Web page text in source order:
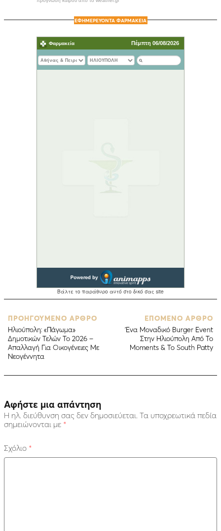
ΕΦΗΜΕΡΕΥΟΝΤΑ ΦΑΡΜΑΚΕΙΑ
ΠΡΟΗΓΟΥΜΕΝΟ ΑΡΘΡΟ
Ηλιούπολη: «Πάγωμα»
Δημοτικών Τελών Το 2026 –
Απαλλαγή Για Οικογένειες Με
Νεογέννητα
ΕΠΟΜΕΝΟ ΑΡΘΡΟ
Ένα Μοναδικό Burger Event
Στην Ηλιούπολη Από Το
Moments & Το South Patty
Αφήστε μια απάντηση
Η ηλ. διεύθυνση σας δεν δημοσιεύεται. Τα υποχρεωτικά πεδία
σημειώνονται με *
Σχόλιο *